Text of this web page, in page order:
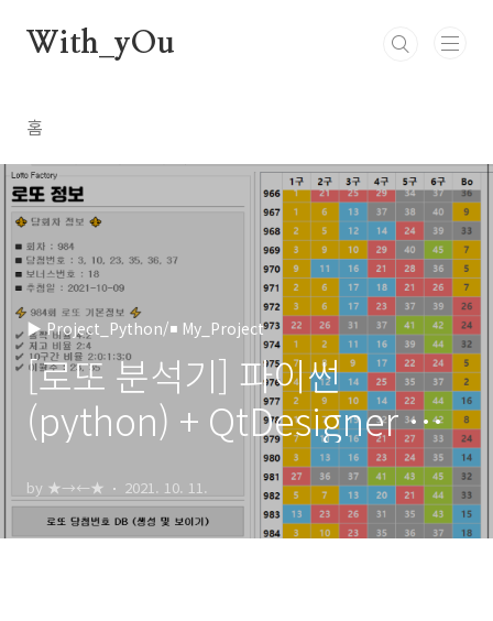
With_yOu
홈
▶ Project_Python/◾ My_Project
[로또 분석기] 파이썬
(python) + QtDesigner 를
이용하여 간단하게 만들어볼
수 있는 분석 통계 프로그램
by ★→←★ 2021. 10. 11.